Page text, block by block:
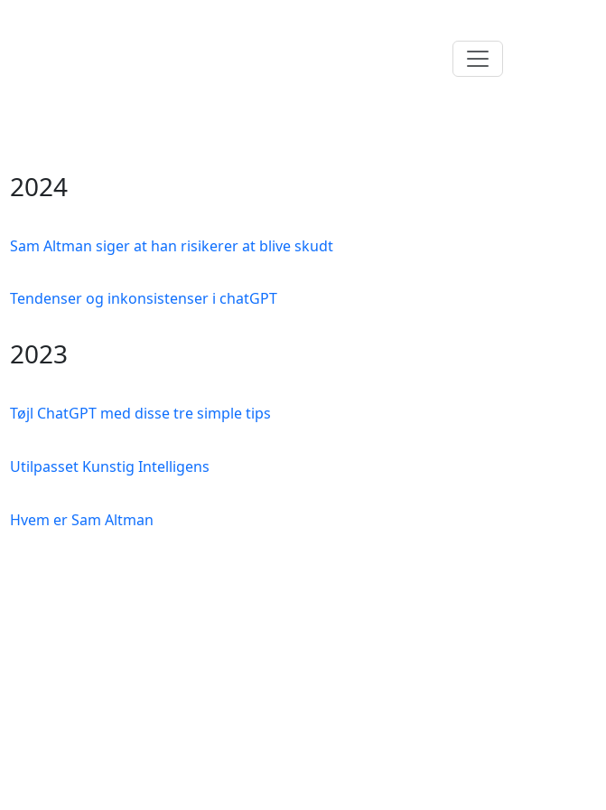
2024
Sam Altman siger at han risikerer at blive skudt
Tendenser og inkonsistenser i chatGPT
2023
Tøjl ChatGPT med disse tre simple tips
Utilpasset Kunstig Intelligens
Hvem er Sam Altman